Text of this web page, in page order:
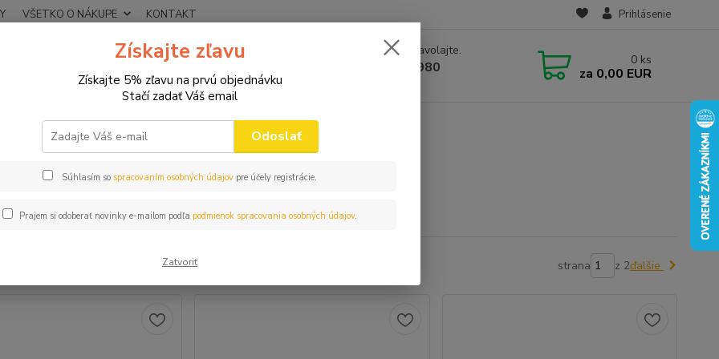
VŠETKO O NÁKUPE KONTAKT Prihlásenie
Neviete si rady? Zavolajte.
+421 910 582 980 0 ks
za 0,00 EUR
VTIPNÉ TRIČKÁ NARODENINOVÉ Dámske tričká
tričká
Najlacnejšie Najdrahšie
strana z 2ďalšie
Získajte zľavu
Získajte 5% zľavu na prvú objednávku
Stačí zadať Váš email
Odoslať
Súhlasím so spracovaním osobných údajov pre účely registrácie.
Prajem si odoberať novinky e-mailom podľa podmienok spracovania osobných údajov.
Zatvoriť